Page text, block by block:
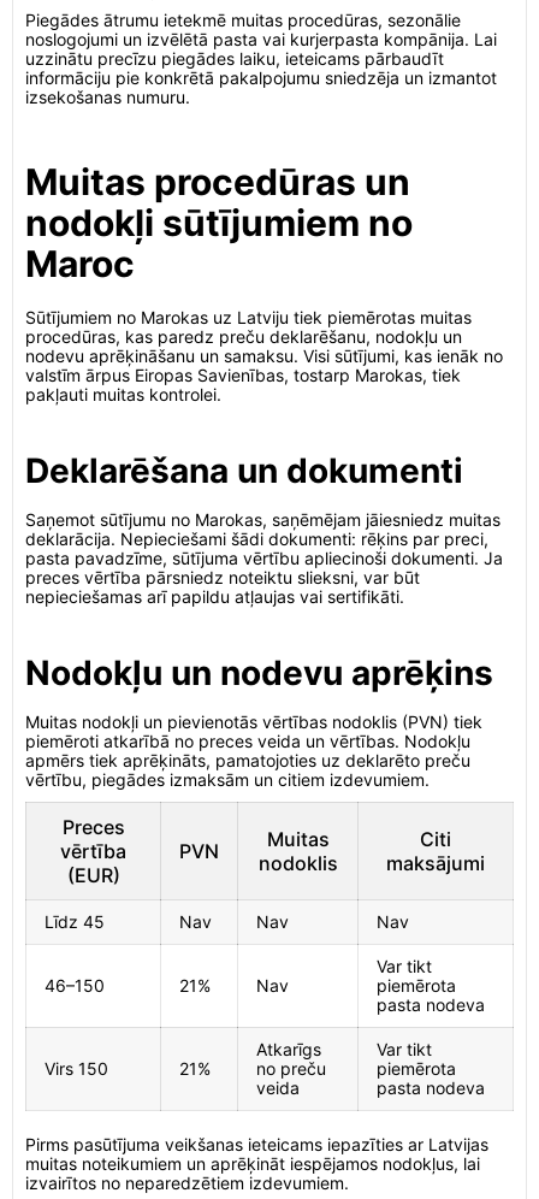
Piegādes ātrumu ietekmē muitas procedūras, sezonālie
noslogojumi un izvēlētā pasta vai kurjerpasta kompānija. Lai
uzzinātu precīzu piegādes laiku, ieteicams pārbaudīt
informāciju pie konkrētā pakalpojumu sniedzēja un izmantot
izsekošanas numuru.
Muitas procedūras un
nodokļi sūtījumiem no
Maroc
Sūtījumiem no Marokas uz Latviju tiek piemērotas muitas
procedūras, kas paredz preču deklarēšanu, nodokļu un
nodevu aprēķināšanu un samaksu. Visi sūtījumi, kas ienāk no
valstīm ārpus Eiropas Savienības, tostarp Marokas, tiek
pakļauti muitas kontrolei.
Deklarēšana un dokumenti
Saņemot sūtījumu no Marokas, saņēmējam jāiesniedz muitas
deklarācija. Nepieciešami šādi dokumenti: rēķins par preci,
pasta pavadzīme, sūtījuma vērtību apliecinoši dokumenti. Ja
preces vērtība pārsniedz noteiktu slieksni, var būt
nepieciešamas arī papildu atļaujas vai sertifikāti.
Nodokļu un nodevu aprēķins
Muitas nodokļi un pievienotās vērtības nodoklis (PVN) tiek
piemēroti atkarībā no preces veida un vērtības. Nodokļu
apmērs tiek aprēķināts, pamatojoties uz deklarēto preču
vērtību, piegādes izmaksām un citiem izdevumiem.
Preces
vērtība
(EUR)
PVN
Muitas
nodoklis
Citi
maksājumi
Līdz 45 Nav Nav Nav
46–150 21% Nav
Var tikt
piemērota
pasta nodeva
Virs 150 21%
Atkarīgs
no preču
veida
Var tikt
piemērota
pasta nodeva
Pirms pasūtījuma veikšanas ieteicams iepazīties ar Latvijas
muitas noteikumiem un aprēķināt iespējamos nodokļus, lai
izvairītos no neparedzētiem izdevumiem.